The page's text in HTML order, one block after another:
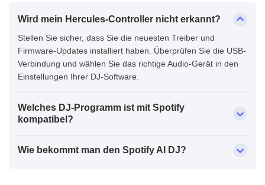
Wird mein Hercules-Controller nicht erkannt?
Stellen Sie sicher, dass Sie die neuesten Treiber und
Firmware-Updates installiert haben. Überprüfen Sie die USB-
Verbindung und wählen Sie das richtige Audio-Gerät in den
Einstellungen Ihrer DJ-Software.
Welches DJ-Programm ist mit Spotify
kompatibel?
Wie bekommt man den Spotify AI DJ?